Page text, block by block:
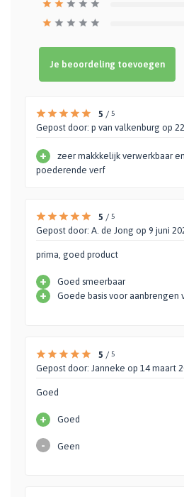
Je beoordeling toevoegen
5 / 5
Gepost door: p van valkenburg op
+
zeer makkkelijk verwerkbaar
poederende verf
5 / 5
Gepost door: A. de Jong op 9 juni
prima, goed product
+ Goed smeerbaar
+ Goede basis voor aanbrengen
5 / 5
Gepost door: Janneke op 14 maart
Goed
+ Goed
- Geen